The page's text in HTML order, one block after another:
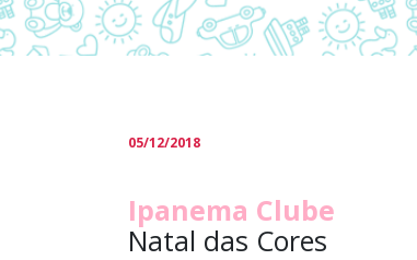
05/12/2018
Ipanema Clube
Natal das Cores